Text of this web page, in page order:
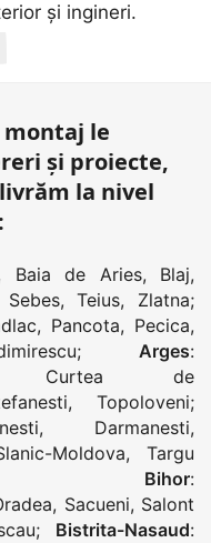
și ingineri.
montaj le
și proiecte,
la nivel
Baia de Aries, Blaj,
Sebes,Teius, Zlatna;
, Pancota, Pecica,
;Arges:
Curtea de
, Topoloveni;
, Darmanesti,
Moldova, Targu
Bihor:
, Sacueni, Salont
; Bistrita-Nasaud: